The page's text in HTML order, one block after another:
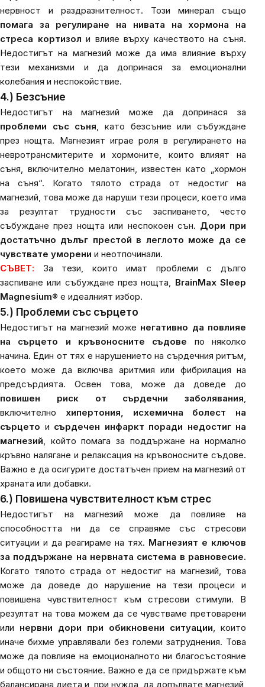
нервност и раздразнителност. Този минерал също
помага за регулиране на нивата на хормона на
стреса кортизол и влияе върху качеството на съня.
Недостигът на магнезий може да има влияние върху
тези механизми и да допринася за емоционални
колебания и неспокойствие.
4.) Безсъние
Недостигът на магнезий може да допринася за
проблеми със съня, като безсъние или събуждане
през нощта. Магнезият играе роля в регулирането на
невротрансмитерите и хормоните, които влияят на
съня, включително мелатонин, известен като „хормон
на съня“. Когато тялото страда от недостиг на
магнезий, това може да наруши тези процеси, което има
за резултат трудности със заспиването, често
събуждане през нощта или неспокоен сън. Дори при
достатъчно дълъг престой в леглото може да се
чувствате уморени и неотпочинали.
СЪВЕТ: За тези, коитоимат проблеми сдълго
заспиване или събуждане през нощта, BrainMax Sleep
Magnesium® е идеалният избор.
5.) Проблеми със сърцето
Недостигът на магнезий може негативно да повлияе
на сърцето и кръвоносните съдове по няколко
начина. Един от тях е нарушението на сърдечния ритъм,
което може да включва аритмия или фибрилация на
предсърдията. Освен това, може да доведе до
повишен риск от сърдечни заболявания,
включително хипертония, исхемична болест на
сърцето и сърдечен инфаркт поради недостиг на
магнезий, който помага за поддържане на нормално
кръвно налягане и релаксация на кръвоносните съдове.
Важно е да осигурите достатъчен прием на магнезий от
храната или добавки.
6.) Повишена чувствителност към стрес
Недостигът на магнезий може да повлияе на
способността ни да се справяме със стресови
ситуации и да реагираме на тях. Магнезият е ключов
за поддържане на нервната система в равновесие.
Когато тялото страда от недостиг на магнезий, това
може да доведе до нарушение на тези процеси и
повишена чувствителност към стресови стимули. В
резултат на това можем да се чувстваме претоварени
или нервни дори при обикновени ситуации, които
иначе бихме управлявали без големи затруднения. Това
може да повлияе на емоционалното ни благосъстояние
и общото ни състояние. Важно е да се придържате към
балансирана диета и, при нужда, да допълвате магнезий,